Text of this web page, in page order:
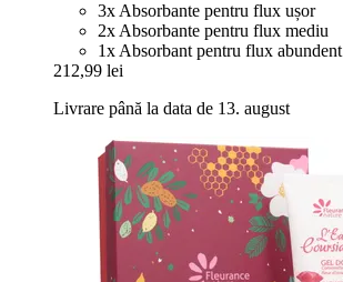
3x Absorbante pentru flux ușor
2x Absorbante pentru flux mediu
1x Absorbant pentru flux abundent
212,99 lei
Livrare până la data de 13. august